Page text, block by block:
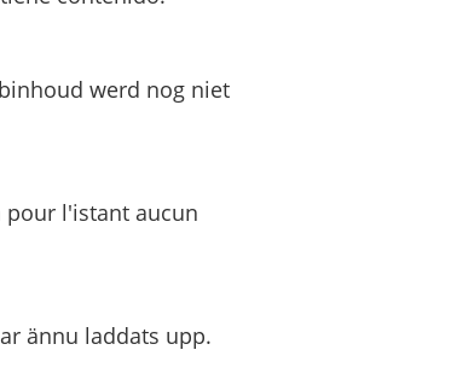
werd nog niet
pour l'istant aucun
ännu laddats upp.